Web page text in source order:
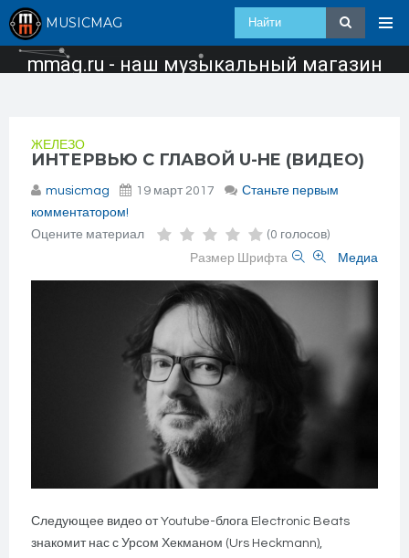
MUSICMAG
mmag.ru - наш музыкальный магазин
ЖЕЛЕЗО
ИНТЕРВЬЮ С ГЛАВОЙ U-HE (ВИДЕО)
musicmag 19 март 2017
Станьте первым
комментатором!
Оцените материал
(0 голосов)
Размер Шрифта
Медиа
Следующее видео от Youtube-блога Electronic Beats
знакомит нас с Урсом Хекманом (Urs Heckmann),